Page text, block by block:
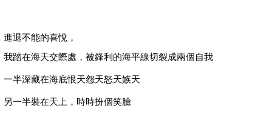
進退不能的喜悅，
我踏在海天交際處，被鋒利的海平線切裂成兩個自我
一半深藏在海底恨天怨天怒天嫉天
另一半裝在天上，時時扮個笑臉